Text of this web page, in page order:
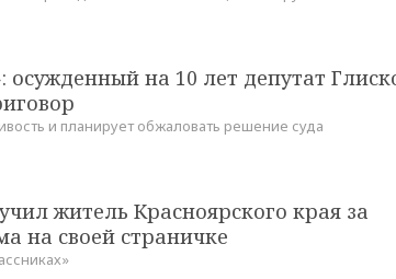
осужденный на 10 лет депутат
и планирует обжаловать решение суда
житель Красноярского края за
на своей страничке